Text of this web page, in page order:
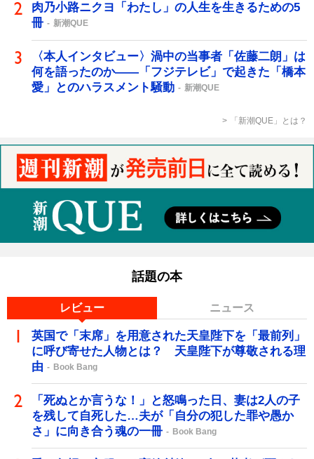
肉乃小路ニクヨ「わたし」の人生を生きるための5
冊
新潮QUE
〈本人インタビュー〉渦中の当事者「佐藤二朗」は
何を語ったのか――「フジテレビ」で起きた「橋本
愛」とのハラスメント騒動
新潮QUE
「新潮QUE」とは？
話題の本
レビュー ニュース
英国で「末席」を用意された天皇陛下を「最前列」
に呼び寄せた人物とは？ 天皇陛下が尊敬される理
由
Book Bang
「死ぬとか言うな！」と怒鳴った日、妻は2人の子
を残して自死した…夫が「自分の犯した罪や愚か
さ」に向き合う魂の一冊
Book Bang